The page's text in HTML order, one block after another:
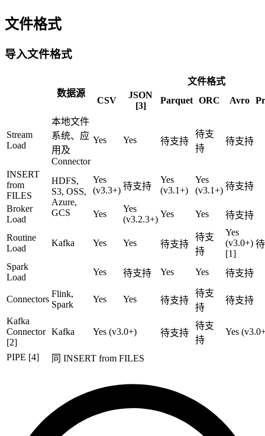
文件格式
导入文件格式
数据源
文件格式
CSV
JSON
[3]
Parquet ORC Avro
Stream
Load
本地文件
系统、应
用及
Connector
Yes Yes 待支持
待支
持
待支持
INSERT
from
FILES
HDFS,
S3, OSS,
Azure,
GCS
Yes
(v3.3+) 待支持
Yes
(v3.1+)
Yes
(v3.1+) 待支持
Broker
Load
Yes
Yes
(v3.2.3+)
Yes Yes 待支持
Routine
Load
Kafka Yes Yes 待支持
待支
持
Yes
(v3.0+)
[1]
Spark
Load
Yes 待支持 Yes Yes 待支持
Connectors
Flink,
Spark
Yes Yes 待支持
待支
持
待支持
Kafka
Connector
[2]
Kafka Yes (v3.0+) 待支持
待支
持
Yes
PIPE [4] 同 INSERT from FILES